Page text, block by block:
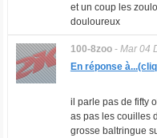
et un coup les
douloureux
100-8zoo- Mar 04
En réponse
il parle pas de fifty
as pas les couilles
grosse baltringue